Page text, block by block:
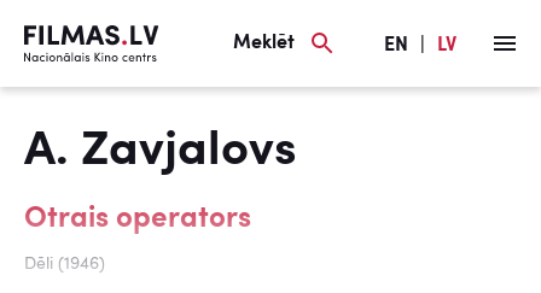
Meklēt EN LV
A. Zavjalovs
Otrais operators
Dēli (1946)